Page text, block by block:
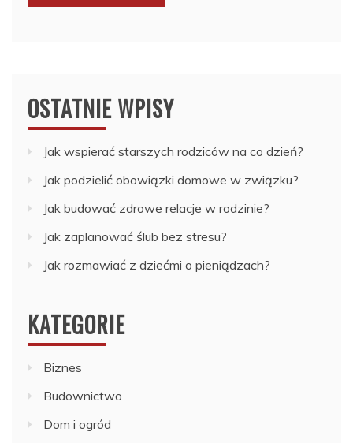
OSTATNIE WPISY
Jak wspierać starszych rodziców na co dzień?
Jak podzielić obowiązki domowe w związku?
Jak budować zdrowe relacje w rodzinie?
Jak zaplanować ślub bez stresu?
Jak rozmawiać z dziećmi o pieniądzach?
KATEGORIE
Biznes
Budownictwo
Dom i ogród